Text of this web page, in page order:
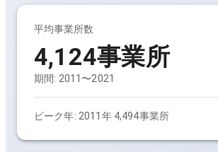
平均事業所数
4,124事業所
期間: 2011〜2021
ピーク年: 2011年 4,494事業所